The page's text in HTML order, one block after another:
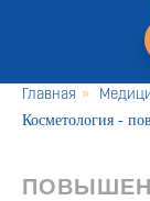
Главная »
Косметология -